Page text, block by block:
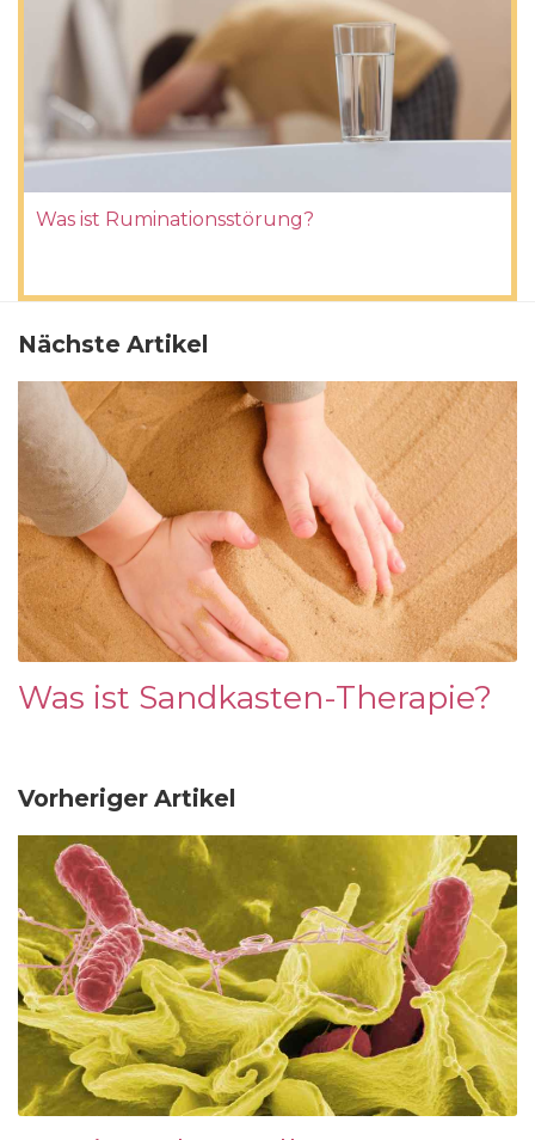
Was ist Ruminationsstörung?
Nächste Artikel
Was ist Sandkasten-Therapie?
Vorheriger Artikel